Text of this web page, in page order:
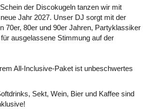
der Discokugeln tanzen wir mit
Jahr 2027. Unser DJ sorgt mit der
70er, 80er und 90er Jahren, Partyklassiker
ausgelassene Stimmung auf der
All-Inclusive-Paket ist unbeschwertes
Sekt, Wein, Bier und Kaffee sind